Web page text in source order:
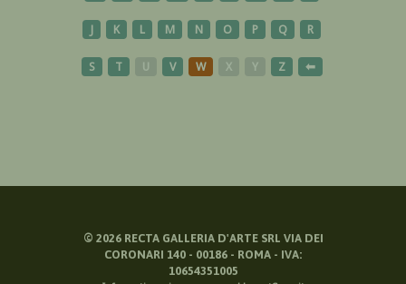
J K L M N O P Q R
S T U V W X Y Z ⬅
© 2026RECTA GALLERIA D'ARTE SRL VIA DEI
CORONARI 140 - 00186 - ROMA - IVA:
10654351005